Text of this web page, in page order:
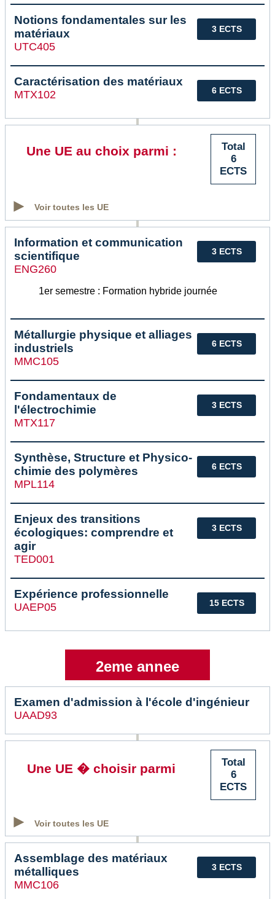
3 ECTS
Notions fondamentales sur les
matériaux
UTC405
6 ECTS
Caractérisation des matériaux
MTX102
Total
6
ECTS
Une UE au choix parmi :
Voir toutes les UE
3 ECTS
Information et communication
scientifique
ENG260
1er semestre : Formation hybride journée
6 ECTS
Métallurgie physique et alliages
industriels
MMC105
3 ECTS
Fondamentaux de
l'électrochimie
MTX117
6 ECTS
Synthèse, Structure et Physico-
chimie des polymères
MPL114
3 ECTS
Enjeux des transitions
écologiques: comprendre et
agir
TED001
15 ECTS
Expérience professionnelle
UAEP05
2eme annee
Examen d'admission à l'école d'ingénieur
UAAD93
Total
6
ECTS
Une UE � choisir parmi
Voir toutes les UE
3 ECTS
Assemblage des matériaux
métalliques
MMC106